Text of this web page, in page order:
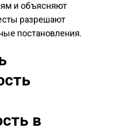
и объясняют
разрешают
постановления.
в